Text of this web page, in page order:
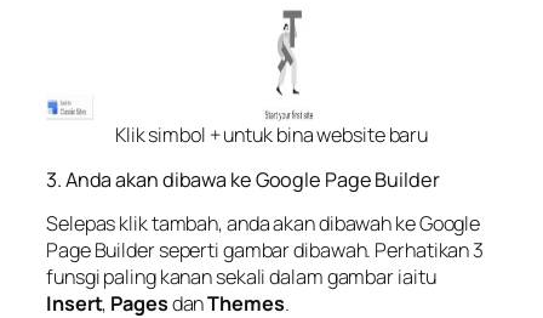
Klik simbol + untuk bina website baru
3. Anda akan dibawa ke Google Page Builder
Selepas klik tambah, anda akan dibawah ke Google
Page Builder seperti gambar dibawah. Perhatikan 3
funsgi paling kanan sekali dalam gambar iaitu
Insert, PagesdanThemes.